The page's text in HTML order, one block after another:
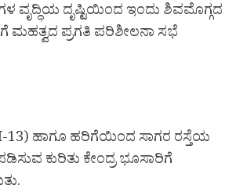
ದೃಷ್ಟಿಯಿಂದ ಇಂದು ಶಿವಮೊಗ್ಗದ
ಪ್ರಗತಿ ಪರಿಶೀಲನಾ ಸಭೆ
13) ಹಾಗೂ ಹರಿಗೆಯಿಂದ ಸಾಗರ ರಸ್ತೆಯ
ಕುರಿತು ಕೇಂದ್ರ ಭೂಸಾರಿಗೆ